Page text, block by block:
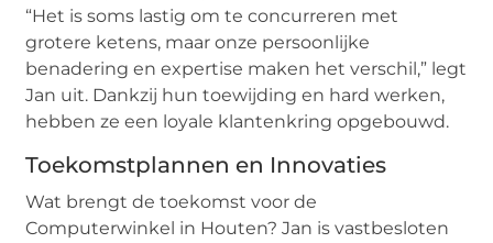
“Het is soms lastig om te concurreren met
grotere ketens, maar onze persoonlijke
benadering en expertise maken het verschil,” legt
Jan uit. Dankzij hun toewijding en hard werken,
hebben ze een loyale klantenkring opgebouwd.
Toekomstplannen en Innovaties
Wat brengt de toekomst voor de
Computerwinkel in Houten? Jan is vastbesloten